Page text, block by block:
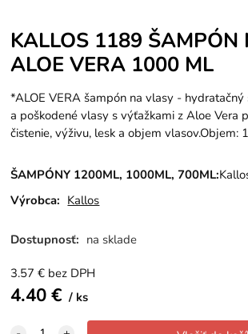
KALLOS 1189 ŠAMPÓN
ALOE VERA 1000 ML
*ALOE VERA šampón na vlasy - hydratačný
a poškodené vlasy s výťažkami z Aloe Vera
čistenie, výživu, lesk a objem vlasov.Objem:
ŠAMPÓNY 1200ML, 1000ML, 700ML:
Výrobca: Kallos
Dostupnosť: na sklade
3.57 € bez DPH
4.40€ ks